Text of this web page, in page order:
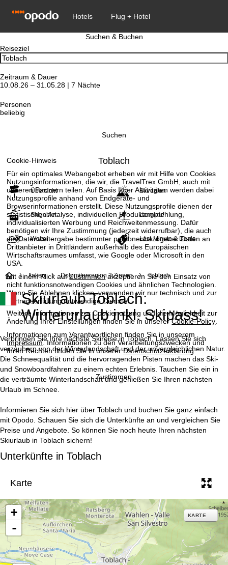
Cookie-Hinweis
Für ein optimales Webangebot erheben wir mit Hilfe von Cookies
Nutzungsinformationen, die wir, die TravelTrex GmbH, auch mit
unseren Partnern teilen. Auf Basis Ihrer Aktivitäten werden dabei
Nutzungsprofile anhand von Endgeräte- und
Browserinformationen erstellt. Diese Nutzungsprofile dienen der
statistischen Analyse, individuellen Produktempfehlung,
individualisierten Werbung und Reichweitenmessung. Dafür
benötigen wir Ihre Zustimmung (jederzeit widerrufbar), die auch
die Datenweitergabe bestimmter personenbezogener Daten an
Drittanbieter in Drittländern außerhalb des Europäischen
Wirtschaftsraumes umfasst, wie Google oder Microsoft in den
USA.
Mit einem Klick aufZustimmenakzeptieren Sie den Einsatz von
nicht funktionsnotwendigen Cookies und ähnlichen Technologien.
Wenn SieAblehnen klicken, verwenden wir nur technisch und zur
Vertragserfüllung notwendige Dienste.
Weitere Informationen zur Cookienutzung und die Möglichkeit zur
Änderung Ihrer Einstellungen finden Sie in unsererCookie-Policy.
Informationen zum Verantwortlichen finden Sie in unserem
Impressum. Informationen zu den Verarbeitungszwecken und
Ihren Rechten finden Sie in unsererDatenschutzerklärung.
Zustimmen
Suchen & Buchen
Reiseziel
Zeitraum & Dauer
10.08.26 – 31.05.28 | 7 Nächte
Personen
beliebig
Suchen
Toblach
Übersicht Skiregion
Skigebiet Langlauf
Wetter Last-Minute & Deals
S
t
a
r
t
s
i
t
Italien Dolomitenregion 3 Zinnen Toblach
Skiurlaub Toblach:
Winterurlaub inkl. Skipass!
Verbringen Sie Ihre nächste Skireise in Toblach. Lassen Sie sich
verzaubern von der Winterlandschaft und der unvergleichlichen Natur.
Die Schneequalität und die hervorragenden Pisten machen das Ski-
und Snowboardfahren zu einem echten Erlebnis. Tauchen Sie ein in
die verträumte Winterlandschaft und genießen Sie Ihren nächsten
Urlaub im Schnee.
Informieren Sie sich hier über Toblach und buchen Sie ganz einfach
mit Opodo. Schauen Sie sich die Unterkünfte an und vergleichen Sie
Preise und Angebote. So können Sie noch heute Ihren nächsten
Skiurlaub in Toblach sichern!
Unterkünfte in Toblach
Karte
+
-
KARTE